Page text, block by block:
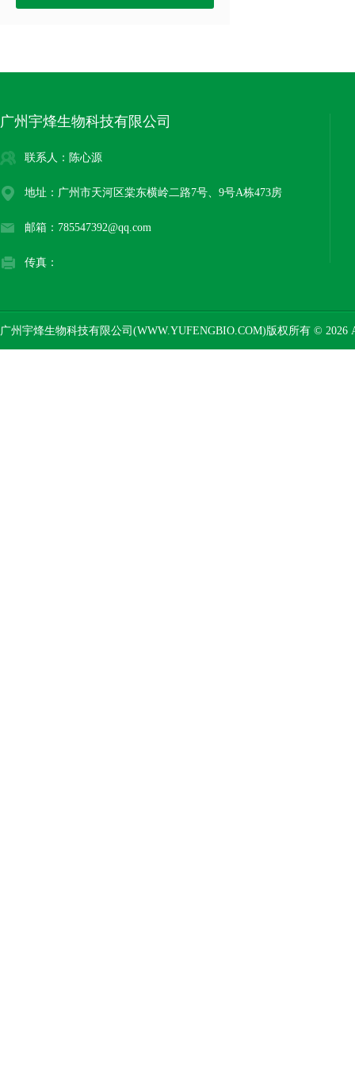
广州宇烽生物科技有限公司
联系人：陈心源
地址：广州市天河区棠东横岭二路7号、9号A栋473房
邮箱：785547392@qq.com
传真：
广州宇烽生物科技有限公司(WWW.YUFENGBIO.COM)版权所有 © 2026